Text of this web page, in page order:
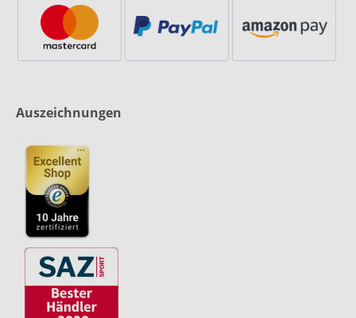
Auszeichnungen